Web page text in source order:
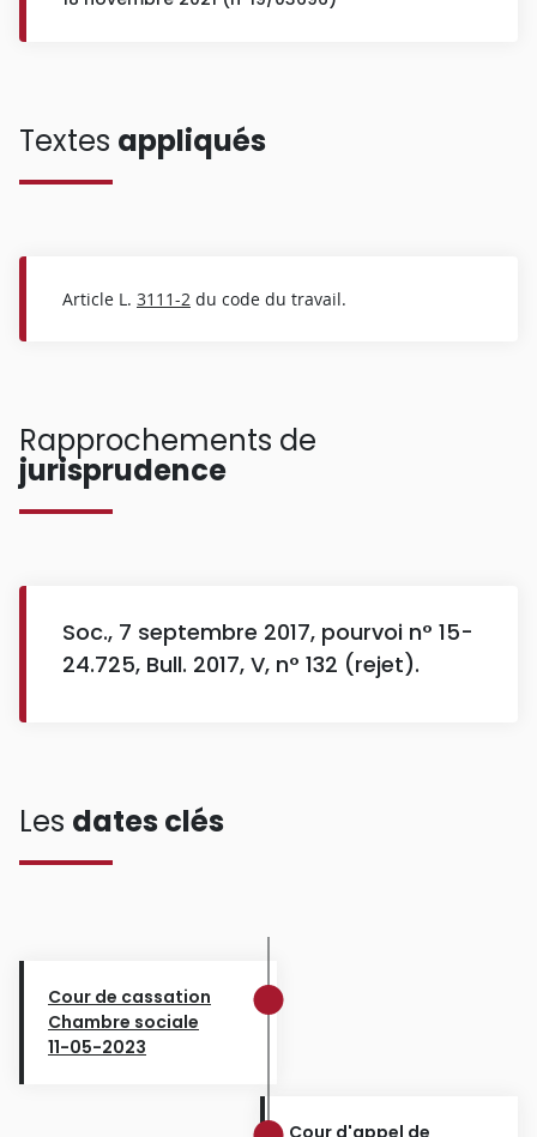
Textes appliqués
Article L. 3111-2 du code du travail.
Rapprochements de
jurisprudence
Soc., 7 septembre 2017, pourvoi n° 15-
24.725, Bull. 2017, V, n° 132 (rejet).
Les dates clés
Cour de cassation
Chambre sociale
11-05-2023
Cour d'appel de